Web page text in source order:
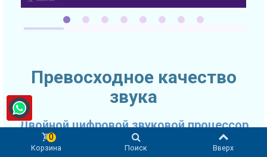
Превосходное качество
звука
Двойной цифровой звуковой процессор
Качество звука очень часто выходит на первое место при
Корзина
0
Поиск Вверх